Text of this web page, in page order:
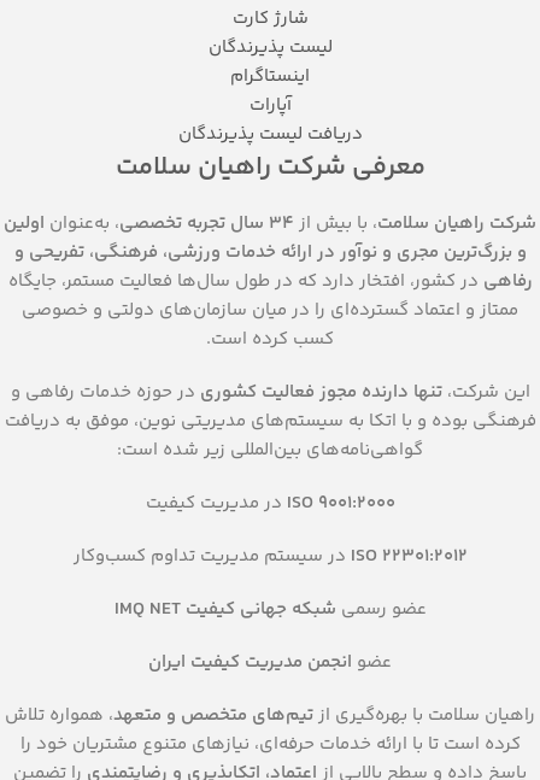
شارژ کارت
لیست پذیرندگان
اینستاگرام
آپارات
دریافت لیست پذیرندگان
معرفی شرکت راهیان سلامت
شرکت راهیان سلامت، با بیش از ۳۴ سال تجربه‌ تخصصی ، به‌عنوان اولین
و بزرگ‌ترین مجری و نوآور در ارائه خدمات ورزشی، فرهنگی، تفریحی و
رفاهی در کشور، افتخار دارد که در طول سال‌ها فعالیت مستمر، جایگاه
ممتاز و اعتماد گسترده‌ای را در میان سازمان‌های دولتی و خصوصی
کسب کرده است.
این شرکت،تنها دارنده مجوز فعالیت کشوری در حوزه خدمات رفاهی و
فرهنگی بوده و با اتکا به سیستم‌های مدیریتی نوین، موفق به دریافت
گواهی‌نامه‌های بین‌المللی زیر شده است:
ISO 9001:2000 در مدیریت کیفیت
ISO 22301:2012 در سیستم مدیریت تداوم کسب‌وکار
عضو رسمی شبکه جهانی کیفیت IMQ NET
عضو انجمن مدیریت کیفیت ایران
راهیان سلامت با بهره‌گیری ازتیم‌های متخصص و متعهد، همواره تلاش
کرده است تا با ارائه خدمات حرفه‌ای، نیازهای متنوع مشتریان خود را
پاسخ داده و سطح بالایی از اعتماد، اتکا‌پذیری و رضایتمندی را تضمین